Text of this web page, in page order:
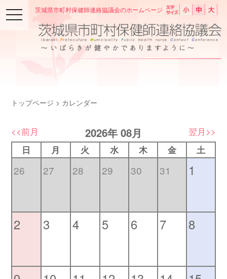
茨城県市町村保健師連絡協議会のホームページ
A
toggle
navigation
トップページ > カレンダー
<<前月 2026年 08月 翌月>>
日 月 火 水 木 金 土
26 27 28 29 30 31 1
2 3 4 5 6 7 8